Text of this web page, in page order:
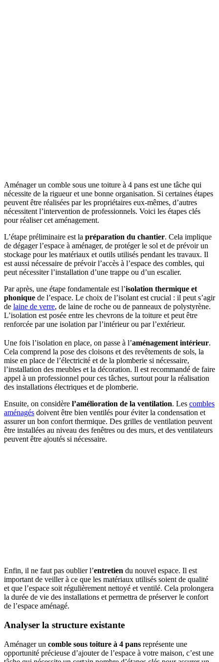
Aménager un comble sous une toiture à 4 pans est une tâche qui
nécessite de la rigueur et une bonne organisation. Si certaines étapes
peuvent être réalisées par les propriétaires eux-mêmes, d’autres
nécessitent l’intervention de professionnels. Voici les étapes clés
pour réaliser cet aménagement.
L’étape préliminaire est la préparation du chantier. Cela implique
de dégager l’espace à aménager, de protéger le sol et de prévoir un
stockage pour les matériaux et outils utilisés pendant les travaux. Il
est aussi nécessaire de prévoir l’accès à l’espace des combles, qui
peut nécessiter l’installation d’une trappe ou d’un escalier.
Par après, une étape fondamentale est l’isolation thermique et
phonique de l’espace. Le choix de l’isolant est crucial : il peut s’agir
de laine de verre, de laine de roche ou de panneaux de polystyrène.
L’isolation est posée entre les chevrons de la toiture et peut être
renforcée par une isolation par l’intérieur ou par l’extérieur.
Une fois l’isolation en place, on passe à l’aménagement intérieur.
Cela comprend la pose des cloisons et des revêtements de sols, la
mise en place de l’électricité et de la plomberie si nécessaire,
l’installation des meubles et la décoration. Il est recommandé de faire
appel à un professionnel pour ces tâches, surtout pour la réalisation
des installations électriques et de plomberie.
Ensuite, on considère l’amélioration de la ventilation. Les combles
aménagés doivent être bien ventilés pour éviter la condensation et
assurer un bon confort thermique. Des grilles de ventilation peuvent
être installées au niveau des fenêtres ou des murs, et des ventilateurs
peuvent être ajoutés si nécessaire.
Enfin, il ne faut pas oublier l’entretien du nouvel espace. Il est
important de veiller à ce que les matériaux utilisés soient de qualité
et que l’espace soit régulièrement nettoyé et ventilé. Cela prolongera
la durée de vie des installations et permettra de préserver le confort
de l’espace aménagé.
Analyser la structure existante
Aménager un comble sous toiture à 4 pans représente une
opportunité précieuse d’ajouter de l’espace à votre maison, c’est une